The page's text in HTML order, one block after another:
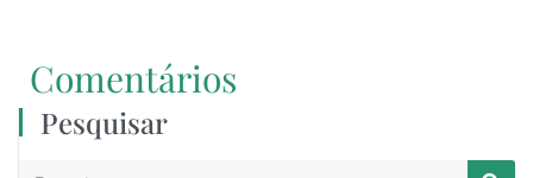
Comentários
Pesquisar